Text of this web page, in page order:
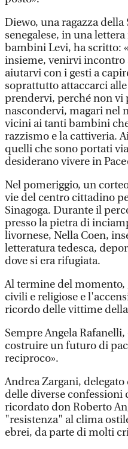
Diewo, una ragazza
senegalese, in una
bambini Levi, ha scritto:
insieme, venirvi incontro
aiutarvi con i gesti a
soprattutto attaccarci
prendervi, perché non vi
nascondervi, magari nel
vicini ai tanti bambini
razzismo e la cattiveria.
quelli che sono portati
desiderano vivere in
Nel pomeriggio, un
vie del centro cittadino
Sinagoga. Durante il
presso la pietra di
livornese, Nella Coen,
letteratura tedesca,
dove si era rifugiata.
Al termine del
civili e religiose e
ricordo delle vittime
Sempre Angela
costruire un futuro di
reciproco».
Andrea Zargani, delegato
delle diverse
ricordato don Roberto
"resistenza" al clima
ebrei, da parte di molti